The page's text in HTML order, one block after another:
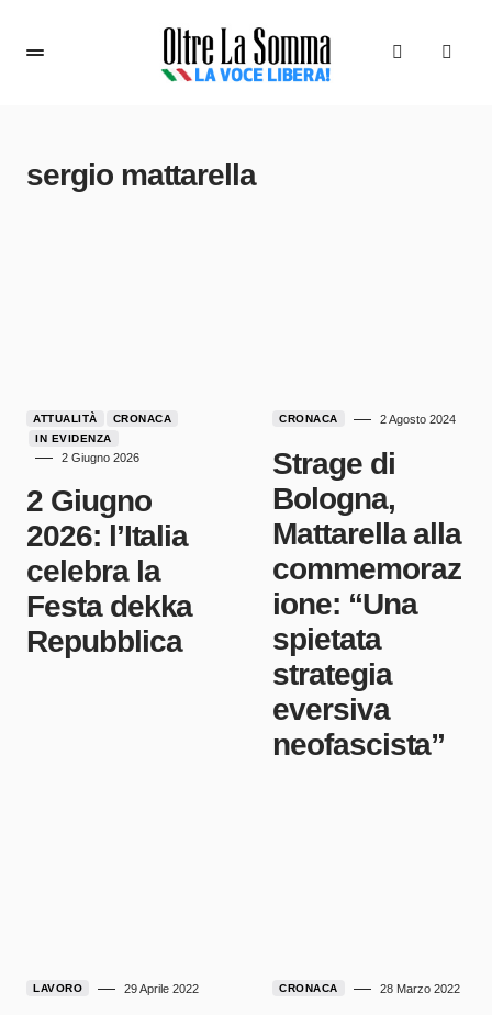
sergio mattarella
ATTUALITÀ
CRONACA
IN EVIDENZA
2 Giugno 2026
2 Giugno
2026: l’Italia
celebra la
Festa dekka
Repubblica
CRONACA 2 Agosto 2024
Strage di
Bologna,
Mattarella alla
commemoraz
ione: “Una
spietata
strategia
eversiva
neofascista”
LAVORO 29 Aprile 2022 CRONACA 28 Marzo 2022